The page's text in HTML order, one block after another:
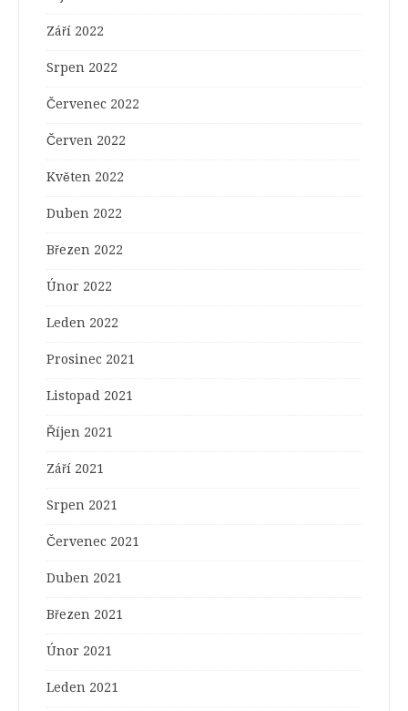
Září 2022
Srpen 2022
Červenec 2022
Červen 2022
Květen 2022
Duben 2022
Březen 2022
Únor 2022
Leden 2022
Prosinec 2021
Listopad 2021
Říjen 2021
Září 2021
Srpen 2021
Červenec 2021
Duben 2021
Březen 2021
Únor 2021
Leden 2021